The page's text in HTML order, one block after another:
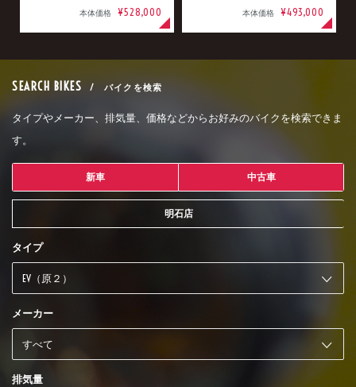
本体価格 ¥528,000 本体価格 ¥493,000
SEARCH BIKES / バイクを検索
タイプやメーカー、排気量、価格などからお好みのバイクを検索できま
す。
新車 中古車
明石店
タイプ
メーカー
排気量